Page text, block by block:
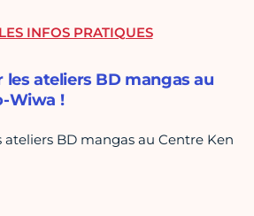
les ateliers BD mangas au
Wiwa !
ateliers BD mangas au Centre Ken
INFOS PRATIQUES